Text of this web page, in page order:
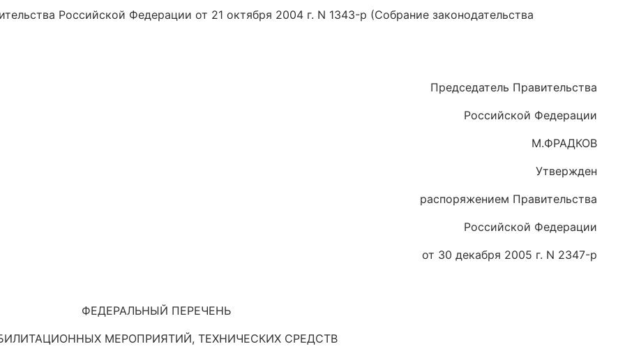
Российской Федерации от 21 октября 2004 г. N 1343-р (Собрание законодательства
Председатель Правительства
Российской Федерации
М.ФРАДКОВ
Утвержден
распоряжением Правительства
Российской Федерации
от 30 декабря 2005 г. N 2347-р
ФЕДЕРАЛЬНЫЙ ПЕРЕЧЕНЬ
МЕРОПРИЯТИЙ, ТЕХНИЧЕСКИХ СРЕДСТВ